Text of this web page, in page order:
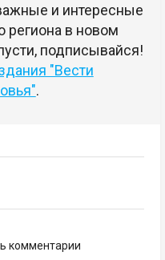
и интересные
региона в новом
подписывайся!
"Вести
.
комментарии